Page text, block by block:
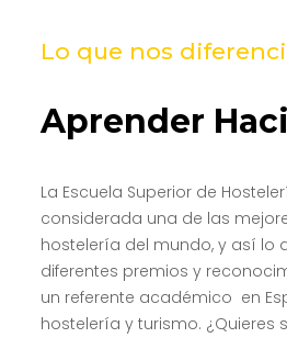
Lo que nos
Aprender
La Escuela Superior de
considerada una de las
hostelería del mundo, y así lo
diferentes premios y
un referente académico en
hostelería y turismo. ¿Quieres